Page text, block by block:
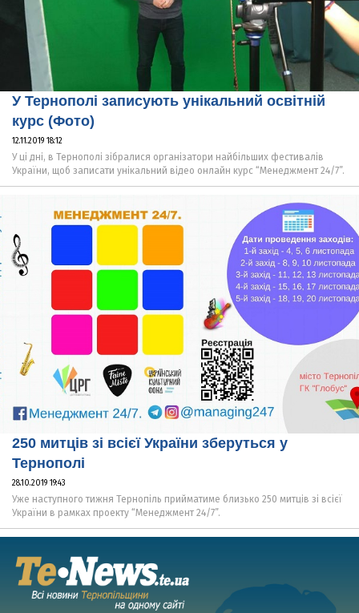
У Тернополі записують унікальний освітній
курс (Фото)
12.11.2019 18:12
У ці дні, в Тернополі зібралися організатори найбільших фестивалів
України, щоб записати унікальний відео онлайн курс “Менеджмент 24/7”.
250 митців зі всієї України зберуться у
Тернополі
28.10.2019 19:43
Уже наступного тижня Тернопіль прийматиме близько 250 митців зі всієї
України в рамках проекту “Менеджмент 24/7”.